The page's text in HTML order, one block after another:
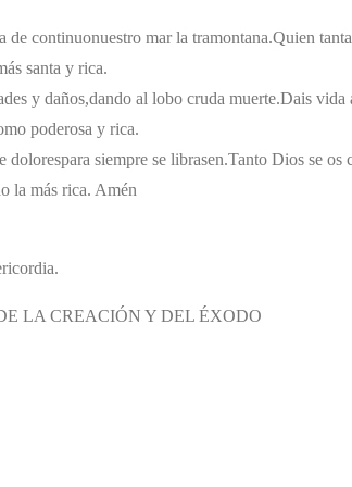
de continuonuestro mar la tramontana.Quien
santa y rica.
y daños,dando al lobo cruda muerte.Dais vida
poderosa y rica.
dolorespara siempre se librasen.Tanto Dios se os
la más rica. Amén
LA CREACIÓN Y DEL ÉXODO